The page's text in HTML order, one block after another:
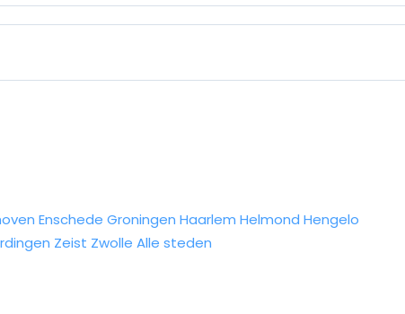
Enschede Groningen Haarlem Helmond Hengelo
Zeist Zwolle Alle steden